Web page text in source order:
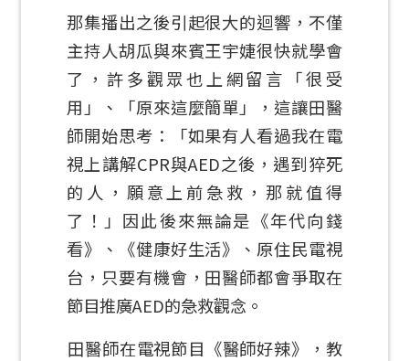
那集播出之後引起很大的迴響，不僅
主持人胡瓜與來賓王宇婕很快就學會
了，許多觀眾也上網留言「很受
用」、「原來這麼簡單」，這讓田醫
師開始思考：「如果有人看過我在電
視上講解CPR與AED之後，遇到猝死
的人，願意上前急救，那就值得
了！」因此後來無論是《年代向錢
看》、《健康好生活》、原住民電視
台，只要有機會，田醫師都會爭取在
節目推廣AED的急救觀念。
田醫師在電視節目《醫師好辣》，教